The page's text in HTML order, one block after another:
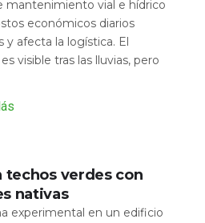
mantenimiento vial e hídrico
económicos diarios
y afecta la logística. El
visible tras las lluvias, pero
techos verdes con
nativas
experimental en un edificio